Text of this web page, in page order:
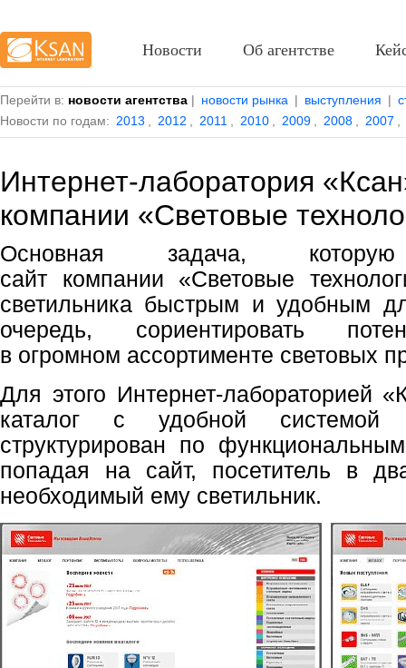
Перейти в: новости агентства | новости рынка | выступления |
Новости по годам: 2013 2012 2011 2010 2009 2008 2007
Интернет-лаборатория
компании «Световые
Основная задача,
сайт компании «Световые
светильника быстрым и удобным
очередь, сориентировать
в огромном ассортименте световых
Для этого Интернет-лабораторией
каталог с удобной системой
структурирован по
попадая на сайт, посетитель в
необходимый ему светильник.
Новости Об агентстве